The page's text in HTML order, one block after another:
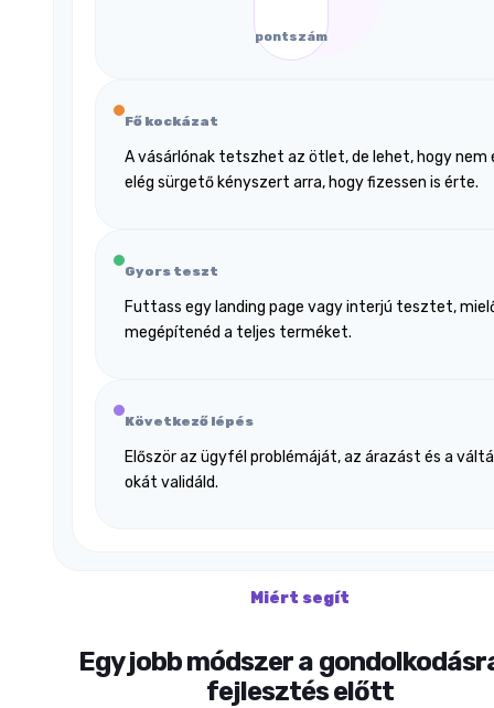
pontszám
Fő kockázat
A vásárlónak tetszhet az ötlet, de lehet, hogy nem
elég sürgető kényszert arra, hogy fizessen is érte.
Gyors teszt
Futtass egy landing page vagy interjú tesztet,
megépítenéd a teljes terméket.
Következő lépés
Először az ügyfél problémáját, az árazást és a
okát validáld.
Miért segít
Egy jobb módszer a
fejlesztés előtt